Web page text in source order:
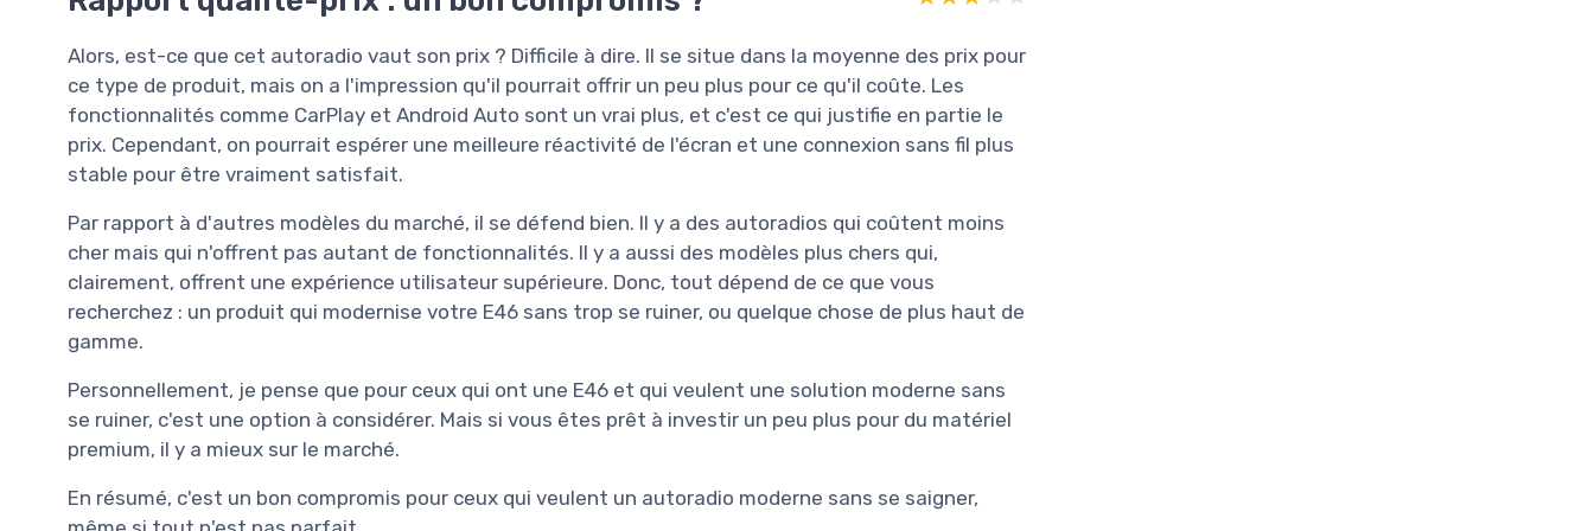
Alors, est-ce que cet autoradio vaut son prix ? Difficile à dire. Il se situe dans la moyenne des prix pour
ce type de produit, mais on a l'impression qu'il pourrait offrir un peu plus pour ce qu'il coûte. Les
fonctionnalités comme CarPlay et Android Auto sont un vrai plus, et c'est ce qui justifie en partie le
prix. Cependant, on pourrait espérer une meilleure réactivité de l'écran et une connexion sans fil plus
stable pour être vraiment satisfait.
Par rapport à d'autres modèles du marché, il se défend bien. Il y a des autoradios qui coûtent moins
cher mais qui n'offrent pas autant de fonctionnalités. Il y a aussi des modèles plus chers qui,
clairement, offrent une expérience utilisateur supérieure. Donc, tout dépend de ce que vous
recherchez : un produit qui modernise votre E46 sans trop se ruiner, ou quelque chose de plus haut de
gamme.
Personnellement, je pense que pour ceux qui ont une E46 et qui veulent une solution moderne sans
se ruiner, c'est une option à considérer. Mais si vous êtes prêt à investir un peu plus pour du matériel
premium, il y a mieux sur le marché.
En résumé, c'est un bon compromis pour ceux qui veulent un autoradio moderne sans se saigner,